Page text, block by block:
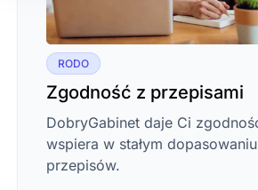
RODO
Zgodność z przepisami
DobryGabinet daje Ci
wspiera w stałym
przepisów.